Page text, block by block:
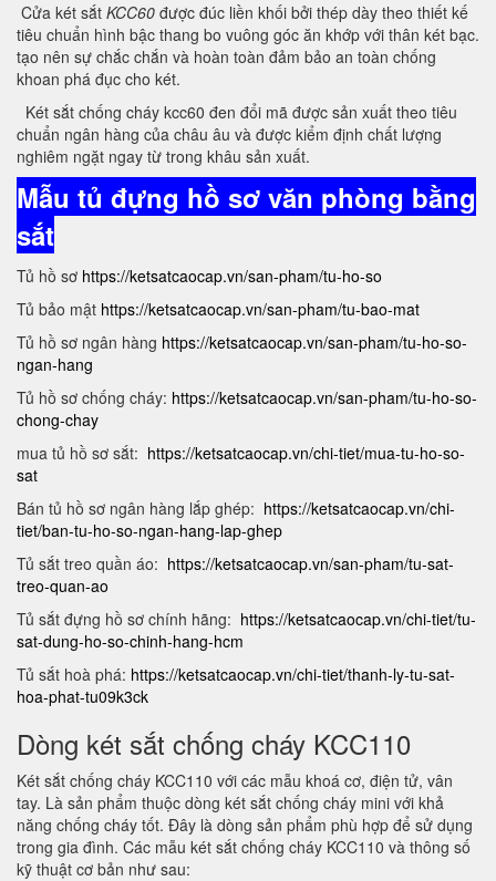
Cửa két sắt KCC60 được đúc liền khối bởi thép dày theo thiết kế
tiêu chuẩn hình bậc thang bo vuông góc ăn khớp với thân két bạc.
tạo nên sự chắc chắn và hoàn toàn đảm bảo an toàn chống
khoan phá đục cho két.
Két sắt chống cháy kcc60 đen đổi mã được sản xuất theo tiêu
chuẩn ngân hàng của châu âu và được kiểm định chất lượng
nghiêm ngặt ngay từ trong khâu sản xuất.
Mẫu tủ đựng hồ sơ văn phòng bằng
sắt
Tủ hồ sơ https://ketsatcaocap.vn/san-pham/tu-ho-so
Tủ bảo mật https://ketsatcaocap.vn/san-pham/tu-bao-mat
Tủ hồ sơ ngân hàng https://ketsatcaocap.vn/san-pham/tu-ho-so-
ngan-hang
Tủ hồ sơ chống cháy: https://ketsatcaocap.vn/san-pham/tu-ho-so-
chong-chay
mua tủ hồ sơ sắt: https://ketsatcaocap.vn/chi-tiet/mua-tu-ho-so-
sat
Bán tủ hồ sơ ngân hàng lắp ghép: https://ketsatcaocap.vn/chi-
tiet/ban-tu-ho-so-ngan-hang-lap-ghep
Tủ sắt treo quần áo: https://ketsatcaocap.vn/san-pham/tu-sat-
treo-quan-ao
Tủ sắt đựng hồ sơ chính hãng: https://ketsatcaocap.vn/chi-tiet/tu-
sat-dung-ho-so-chinh-hang-hcm
Tủ sắt hoà phá: https://ketsatcaocap.vn/chi-tiet/thanh-ly-tu-sat-
hoa-phat-tu09k3ck
Dòng két sắt chống cháy KCC110
Két sắt chống cháy KCC110 với các mẫu khoá cơ, điện tử, vân
tay. Là sản phẩm thuộc dòng két sắt chống cháy mini với khả
năng chống cháy tốt. Đây là dòng sản phẩm phù hợp để sử dụng
trong gia đình. Các mẫu két sắt chống cháy KCC110 và thông số
kỹ thuật cơ bản như sau: